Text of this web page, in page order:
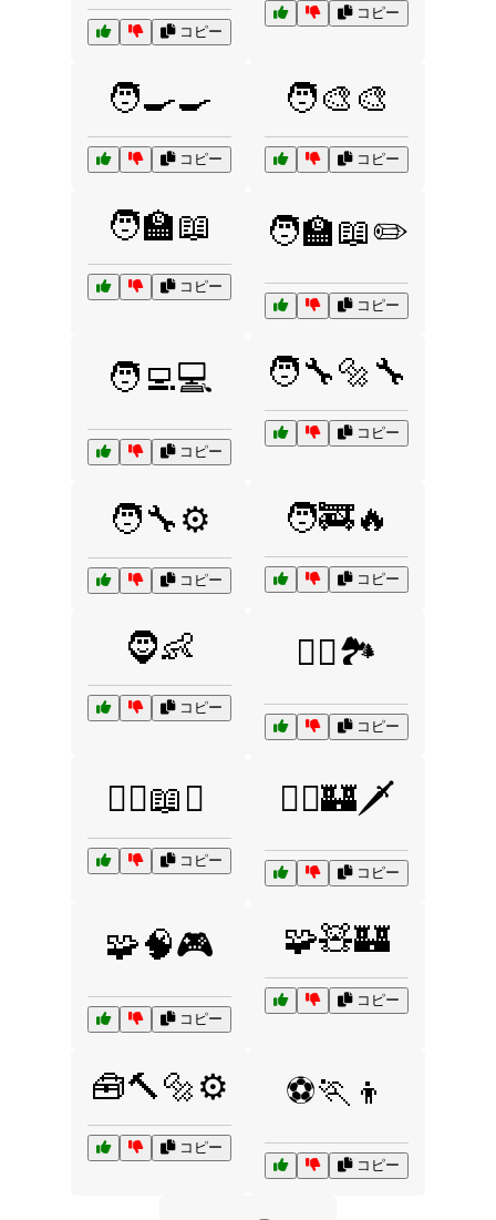
コピー
コピー
🧑‍🍳🍳
コピー
🧑‍🎨🎨
コピー
🧑‍🏫📖
コピー
🧑‍🏫📖✏️
コピー
🧑‍💻💻
コピー
🧑‍🔧🔩🔧
コピー
🧑‍🔧⚙️
コピー
🧑‍🚒🔥
コピー
🧔👶
コピー
🧗‍♂️🏞️
コピー
🧙‍♂️📖✨
コピー
🧝‍♂️🏰🗡️
コピー
🧩🧠🎮
コピー
🧩🧸🏰
コピー
🧰🔨🔩⚙️
コピー
⚽🏃👦
コピー